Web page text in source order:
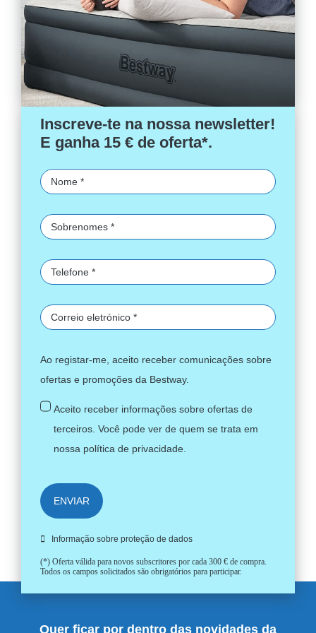
Inscreve-te na nossa newsletter!
E ganha 15 € de oferta*.
Ao registar-me, aceito receber comunicações sobre
ofertas e promoções da Bestway.
Aceito receber informações sobre ofertas de
terceiros. Você pode ver de quem se trata em
nossa política de privacidade.
ENVIAR
Informação sobre proteção de dados
(*) Oferta válida para novos subscritores por cada 300 € de compra.
Todos os campos solicitados são obrigatórios para participar.
Quer ficar por dentro das novidades da